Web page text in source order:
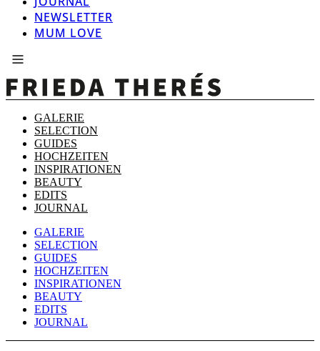
NEWSLETTER
MUM LOVE
GALERIE
SELECTION
GUIDES
HOCHZEITEN
INSPIRATIONEN
BEAUTY
EDITS
JOURNAL
GALERIE
SELECTION
GUIDES
HOCHZEITEN
INSPIRATIONEN
BEAUTY
EDITS
JOURNAL